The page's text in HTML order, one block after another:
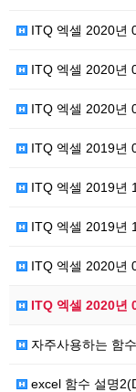
ITQ 엑셀 2020년
ITQ 엑셀 2020년
ITQ 엑셀 2020년
ITQ 엑셀 2019년
ITQ 엑셀 2019년
ITQ 엑셀 2019년
ITQ 엑셀 2020년
ITQ 엑셀 2020년
자주사용하는 함수
excel 함수 설명